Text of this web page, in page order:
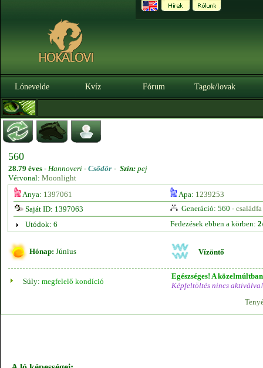
Lónevelde Kvíz Fórum Tagok/lovak
560
28.79 éves - Hannoveri - Csődör - Szín: pej
Vérvonal: Moonlight
Anya: 1397061 Apa: 1239253
Saját ID: 1397063
Generáció: 560 - családfa
Utódok: 6
Fedezések ebben a körben:
Hónap: Június Vízöntő
Súly: megfelelő kondíció
Egészséges! A
Képfeltöltés nincs aktiválva!